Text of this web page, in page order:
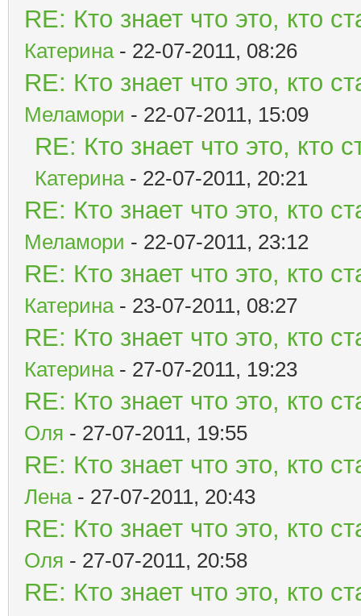
RE: Кто знает что это, кто
Катерина- 22-07-2011, 08:26
RE: Кто знает что это, кто
Меламори - 22-07-2011, 15:09
RE: Кто знает что это, кто
Катерина- 22-07-2011, 20:21
RE: Кто знает что это, кто
Меламори - 22-07-2011, 23:12
RE: Кто знает что это, кто
Катерина- 23-07-2011, 08:27
RE: Кто знает что это, кто
Катерина- 27-07-2011, 19:23
RE: Кто знает что это, кто
Оля - 27-07-2011, 19:55
RE: Кто знает что это, кто
Лена- 27-07-2011, 20:43
RE: Кто знает что это, кто
Оля - 27-07-2011, 20:58
RE: Кто знает что это, кто